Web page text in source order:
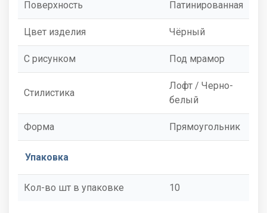
Поверхность Патинированная
Цвет изделия Чёрный
С рисунком Под мрамор
Стилистика
Лофт / Черно-
белый
Форма Прямоугольник
Упаковка
Кол-во шт в упаковке 10